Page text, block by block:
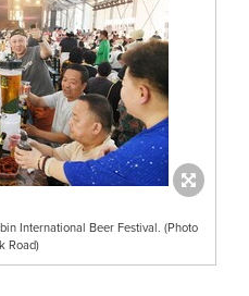
International Beer Festival. (Photo
Road)